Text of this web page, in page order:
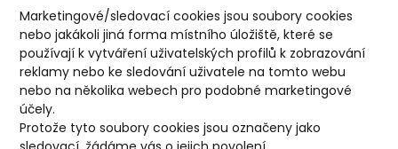
Marketingové/sledovací cookies jsou soubory cookies
nebo jakákoli jiná forma místního úložiště, které se
používají k vytváření uživatelských profilů k zobrazování
reklamy nebo ke sledování uživatele na tomto webu
nebo na několika webech pro podobné marketingové
účely.
Protože tyto soubory cookies jsou označeny jako